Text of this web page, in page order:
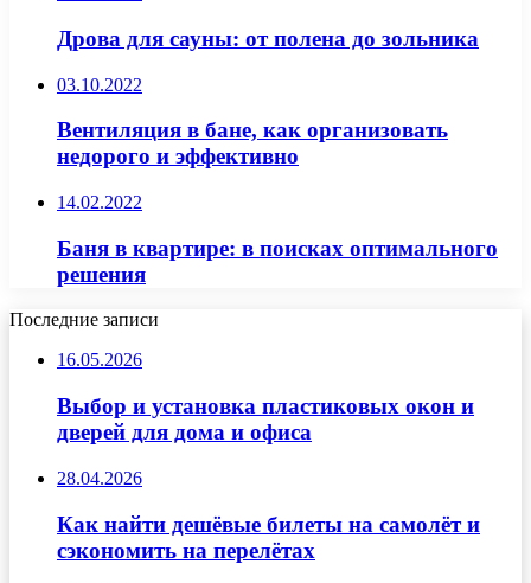
Дрова для сауны: от полена до зольника
03.10.2022
Вентиляция в бане, как организовать
недорого и эффективно
14.02.2022
Баня в квартире: в поисках оптимального
решения
Последние записи
16.05.2026
Выбор и установка пластиковых окон и
дверей для дома и офиса
28.04.2026
Как найти дешёвые билеты на самолёт и
сэкономить на перелётах